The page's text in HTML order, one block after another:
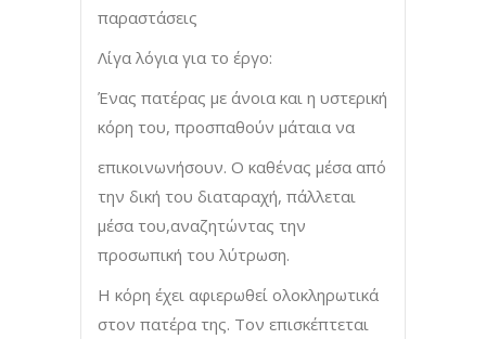
παραστάσεις
Λίγα λόγια για το έργο:
Ένας πατέρας με άνοια και η υστερική
κόρη του, προσπαθούν μάταια να
επικοινωνήσουν. Ο καθένας μέσα από
την δική του διαταραχή, πάλλεται
μέσα του,αναζητώντας την
προσωπική του λύτρωση.
Η κόρη έχει αφιερωθεί ολοκληρωτικά
στον πατέρα της. Τον επισκέπτεται